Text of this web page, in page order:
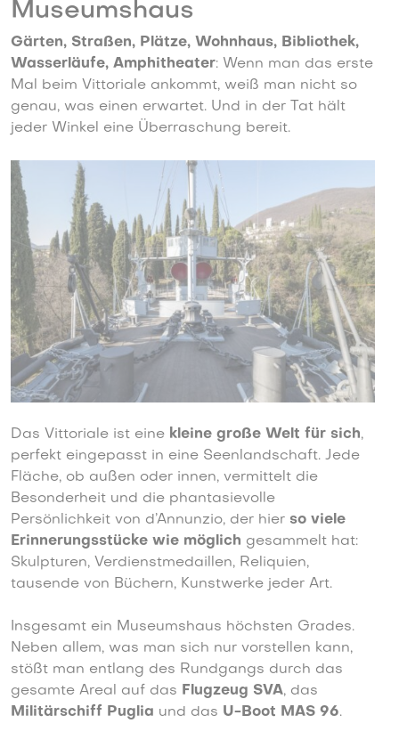
Museumshaus
Gärten, Straßen, Plätze, Wohnhaus, Bibliothek,
Wasserläufe, Amphitheater: Wenn man das erste
Mal beim Vittoriale ankommt, weiß man nicht so
genau, was einen erwartet. Und in der Tat hält
jeder Winkel eine Überraschung bereit.
Das Vittoriale ist eine kleine große Welt für sich,
perfekt eingepasst in eine Seenlandschaft. Jede
Fläche, ob außen oder innen, vermittelt die
Besonderheit und die phantasievolle
Persönlichkeit von d’Annunzio, der hier so viele
Erinnerungsstücke wie möglich gesammelt hat:
Skulpturen, Verdienstmedaillen, Reliquien,
tausende von Büchern, Kunstwerke jeder Art.
Insgesamt ein Museumshaus höchsten Grades.
Neben allem, was man sich nur vorstellen kann,
stößt man entlang des Rundgangs durch das
gesamte Areal auf das Flugzeug SVA, das
Militärschiff Puglia und das U-Boot MAS 96.